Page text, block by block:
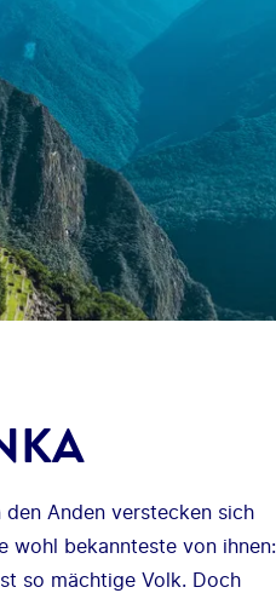
Anden verstecken sich
wohl bekannteste von ihnen:
so mächtige Volk. Doch